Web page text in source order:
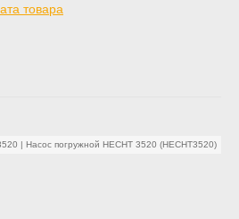
товара
| Насос погружной HECHT 3520 (HECHT3520)